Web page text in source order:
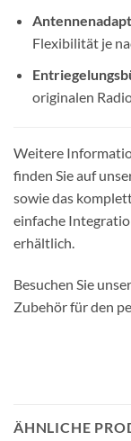
Flexibilität je
originalen
Weitere
finden Sie auf
sowie das
einfache
erhältlich.
Besuchen Sie
Zubehör für den
ÄHNLICHE